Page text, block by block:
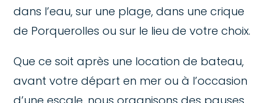
dans l’eau, sur une plage, dans une crique
de Porquerolles ou sur le lieu de votre choix.
Que ce soit après une location de bateau,
avant votre départ en mer ou à l’occasion